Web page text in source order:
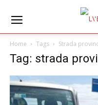
Home Tags Strada
Tag: strada